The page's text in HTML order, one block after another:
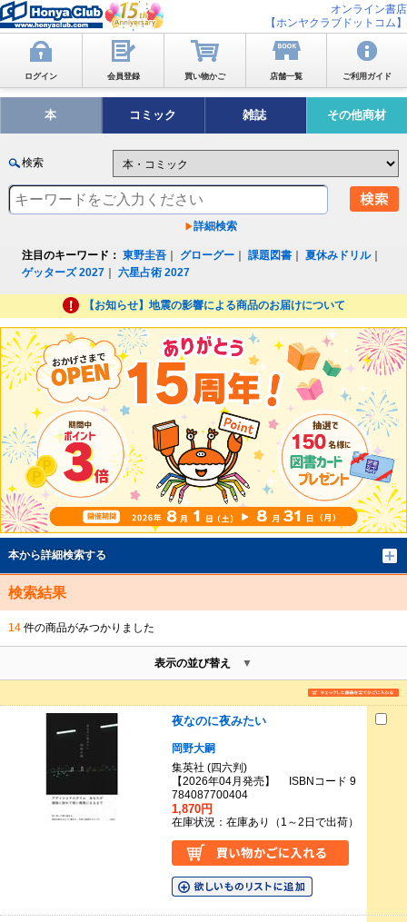
オンライン書店
【ホンヤクラブドットコム】
ログイン 会員登録 買い物かご 店舗一覧 ご利用ガイド
本 コミック 雑誌 その他商材
検索
詳細検索
注目のキーワード： 東野圭吾 グローグー ｜課題図書 ｜夏休みドリル｜
ゲッターズ 2027 ｜六星占術 2027
【お知らせ】地震の影響による商品のお届けについて
本から詳細検索する
検索結果
14件の商品がみつかりました
表示の並び替え
夜なのに夜みたい
岡野大嗣
集英社 (四六判)
【2026年04月発売】 ISBNコード 9
784087700404
1,870円
在庫状況：在庫あり（1～2日で出荷）